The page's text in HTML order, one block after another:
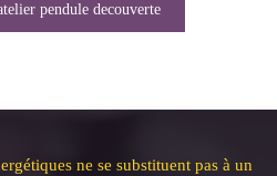
pendule decouverte
ne se substituent pas à un